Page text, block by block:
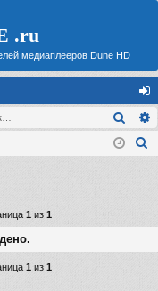
.ru
медиаплееров Dune HD
хо
д
1 из 1
1из 1